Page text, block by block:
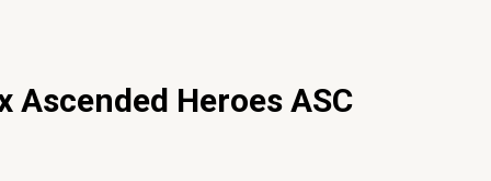
Ascended Heroes ASC